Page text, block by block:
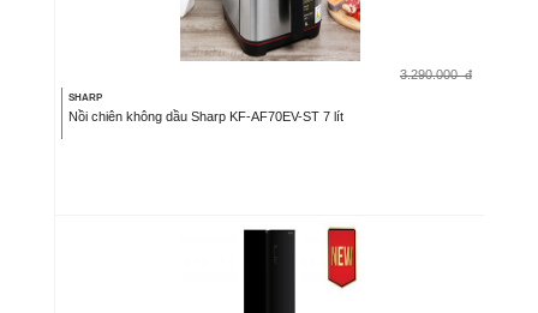
3.290.000 đ
SHARP
Nồi chiên không dầu Sharp KF-AF70EV-ST 7 lít